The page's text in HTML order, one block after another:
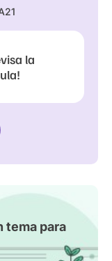
la
tema para